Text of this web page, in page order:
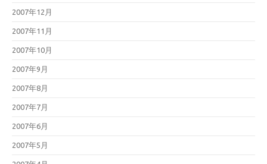
2007年12月
2007年11月
2007年10月
2007年9月
2007年8月
2007年7月
2007年6月
2007年5月